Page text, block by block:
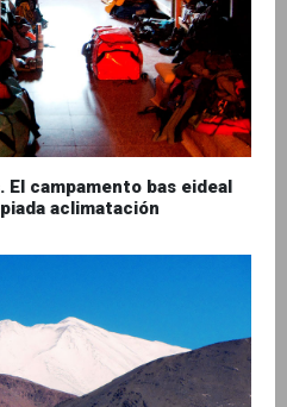
El campamento bas eideal
aclimatación